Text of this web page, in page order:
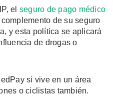
el seguro de pago médico
de su seguro
y esta política se aplicará
de drogas o
si vive en un área
o ciclistas también.